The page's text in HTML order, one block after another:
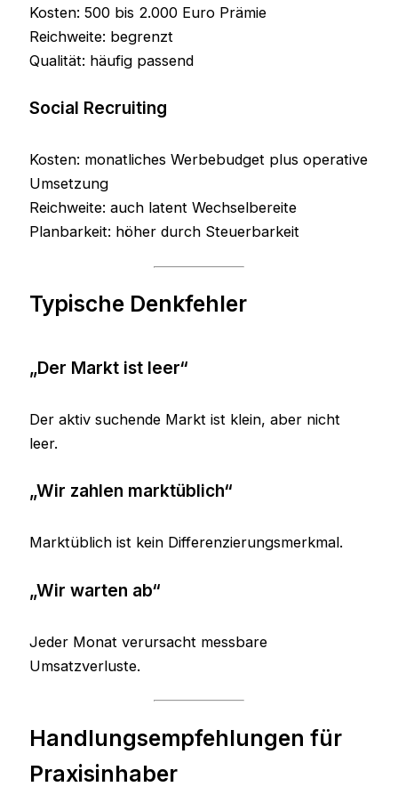
Kosten: 500 bis 2.000 Euro Prämie
Reichweite: begrenzt
Qualität: häufig passend
Social Recruiting
Kosten: monatliches Werbebudget plus operative
Umsetzung
Reichweite: auch latent Wechselbereite
Planbarkeit: höher durch Steuerbarkeit
Typische Denkfehler
„Der Markt ist leer“
Der aktiv suchende Markt ist klein, aber nicht
leer.
„Wir zahlen marktüblich“
Marktüblich ist kein Differenzierungsmerkmal.
„Wir warten ab“
Jeder Monat verursacht messbare
Umsatzverluste.
Handlungsempfehlungen für
Praxisinhaber